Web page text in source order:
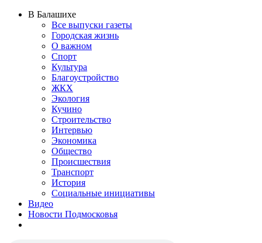
В Балашихе
Все выпуски газеты
Городская жизнь
О важном
Спорт
Культура
Благоустройство
ЖКХ
Экология
Кучино
Строительство
Интервью
Экономика
Общество
Происшествия
Транспорт
История
Социальные инициативы
Видео
Новости Подмосковья